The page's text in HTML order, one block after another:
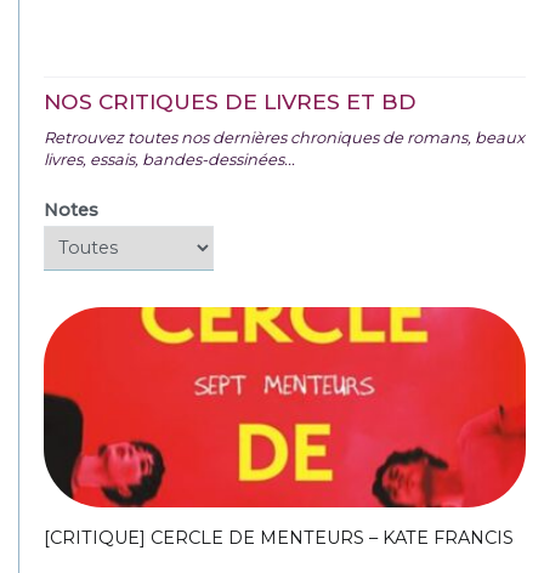
NOS CRITIQUES DE LIVRES ET BD
Retrouvez toutes nos dernières chroniques de romans, beaux
livres, essais, bandes-dessinées...
Notes
[CRITIQUE] CERCLE DE MENTEURS – KATE FRANCIS